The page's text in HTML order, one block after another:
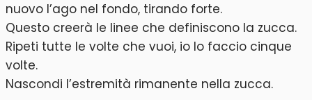
nuovo l’ago nel fondo, tirando forte.
Questo creerà le linee che definiscono la zucca.
Ripeti tutte le volte che vuoi, io lo faccio cinque
volte.
Nascondi l’estremità rimanente nella zucca.